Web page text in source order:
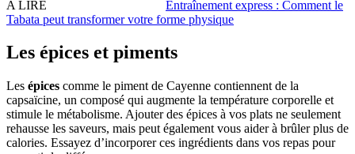
A LIRE
Entraînement express : Comment le
Tabata peut transformer votre forme physique
Les épices et piments
Les épices comme le piment de Cayenne contiennent de la
capsaïcine, un composé qui augmente la température corporelle et
stimule le métabolisme. Ajouter des épices à vos plats ne seulement
rehausse les saveurs, mais peut également vous aider à brûler plus de
calories. Essayez d’incorporer ces ingrédients dans vos repas pour